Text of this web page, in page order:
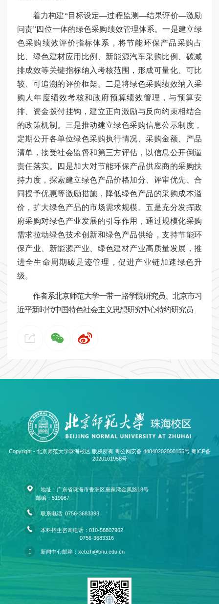
着力构建“目标设定—过程监测—结果评价—激励
问责”四位一体的绿色采购绩效管理体系。一是建立绿
色采购绩效评价指标体系，将节能环保产品采购占
比、绿色建材应用比例、新能源汽车采购比例、碳减
排成效等关键指标纳入考核范围，形成可量化、可比
较、可追溯的评价框架。二是将绿色采购绩效纳入采
购人年度绩效考核和政府预算绩效管理，与预算安
排、资金拨付挂钩，建立正向激励与反向约束相结合
的政策机制。三是推动建立绿色采购信息公示制度，
定期公开各单位绿色采购执行情况、采购金额、产品
清单，接受社会监督和第三方评估，以信息公开倒逼
责任落实。四是加大对节能环保产品供应商的采购扶
持力度，探索建立绿色产品价格加分、评审优先、合
同授予优惠等激励措施，降低绿色产品的采购成本溢
价，扩大绿色产品的市场需求规模。五是充分发挥政
府采购对绿色产业发展的引导作用，通过规模化采购
需求拉动绿色技术创新和绿色产品供给，支持节能环
保产业、新能源产业、绿色建材产业高质量发展，推
进全生命周期碳足迹管理，促进产业链加速绿色升
级。
作者系北京师范大学一带一路学院研究员、北京市习
近平新时代中国特色社会主义思想研究中心特约研究员
Copyright - 北京师范大学珠海校区 版权所有 粤公网安备 44040202000155号 粤ICP备
2020101958号
地址：广东省珠海市香洲区唐家湾金凤路18号
邮编：519087
联系电话: 0756-3683393
本科招生咨询电话：010-58807962
0756-3683316
新闻中心邮箱：xcbzh@bnu.edu.cn